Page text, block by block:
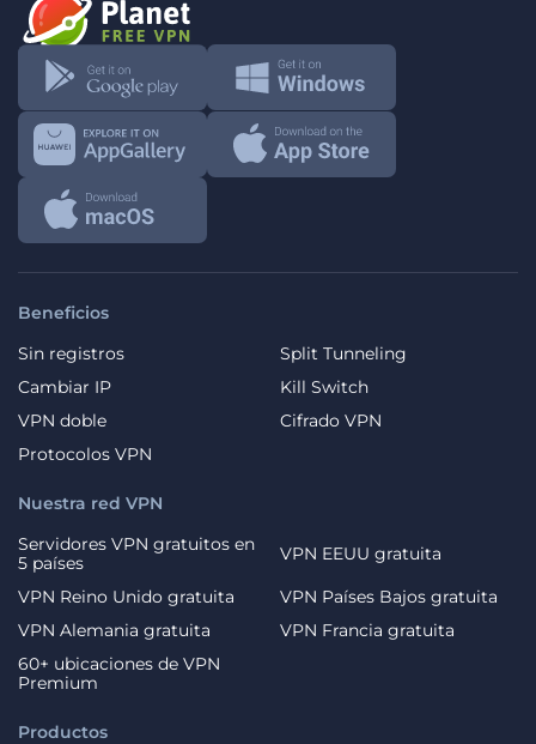
Beneficios
Sin registros
Split Tunneling
Cambiar IP
Kill Switch
VPN doble
Cifrado VPN
Protocolos VPN
Productos
Nuestra red VPN
Servidores VPN gratuitos en
5 países
VPN EEUU gratuita
VPN Reino Unido gratuita
VPN Países Bajos gratuita
VPN Alemania gratuita
VPN Francia gratuita
60+ ubicaciones de VPN
Premium